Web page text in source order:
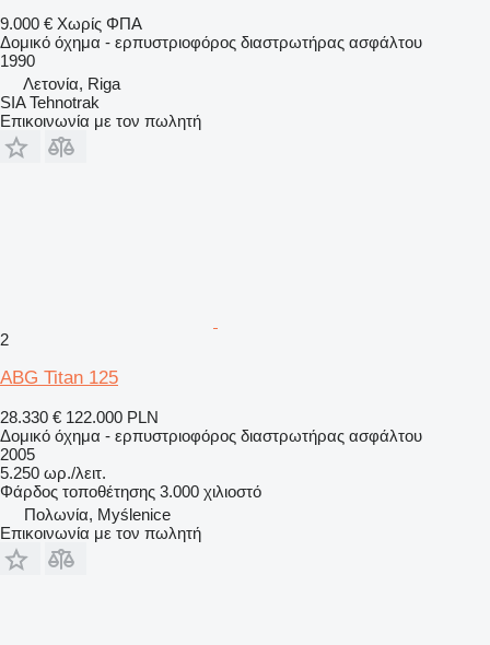
9.000 € Χωρίς ΦΠΑ
Δομικό όχημα - ερπυστριοφόρος διαστρωτήρας ασφάλτου
1990
Λετονία, Riga
SIA Tehnotrak
Επικοινωνία με τον πωλητή
2
ABG Titan 125
28.330 € 122.000 PLN
Δομικό όχημα - ερπυστριοφόρος διαστρωτήρας ασφάλτου
2005
5.250 ωρ./λειτ.
Φάρδος τοποθέτησης 3.000 χιλιοστό
Πολωνία, Myślenice
Επικοινωνία με τον πωλητή